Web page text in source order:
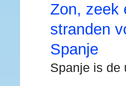
Zon, zeek
stranden
Spanje
Spanje is de